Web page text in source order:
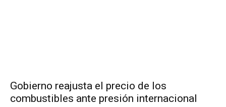
Gobierno reajusta el precio de los
combustibles ante presión internacional